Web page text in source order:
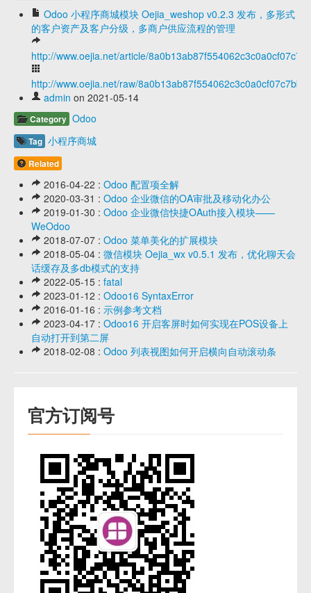
Odoo 小程序商城模块 Oejia_weshop v0.2.3 发布，多形式
的客户资产及客户分级，多商户供应流程的管理
http://www.oejia.net/article/
http://www.oejia.net/raw/8a0b13ab87f554062c3c0a0cf07c7bbe
admin on 2021-05-14
Category Odoo
Tag 小程序商城
Related
2016-04-22 : Odoo 配置项全解
2020-03-31 : Odoo 企业微信的OA审批及移动化办公
2019-01-30 : Odoo 企业微信快捷OAuth接入模块——
WeOdoo
2018-07-07 : Odoo 菜单美化的扩展模块
2018-05-04 : 微信模块 Oejia_wx v0.5.1 发布，优化聊天会
话缓存及多db模式的支持
2022-05-15 : fatal
2023-01-12 : Odoo16 SyntaxError
2016-01-16 : 示例参考文档
2023-04-17 : Odoo16 开启客屏时如何实现在POS设备上
自动打开到第二屏
2018-02-08 : Odoo 列表视图如何开启横向自动滚动条
官方订阅号